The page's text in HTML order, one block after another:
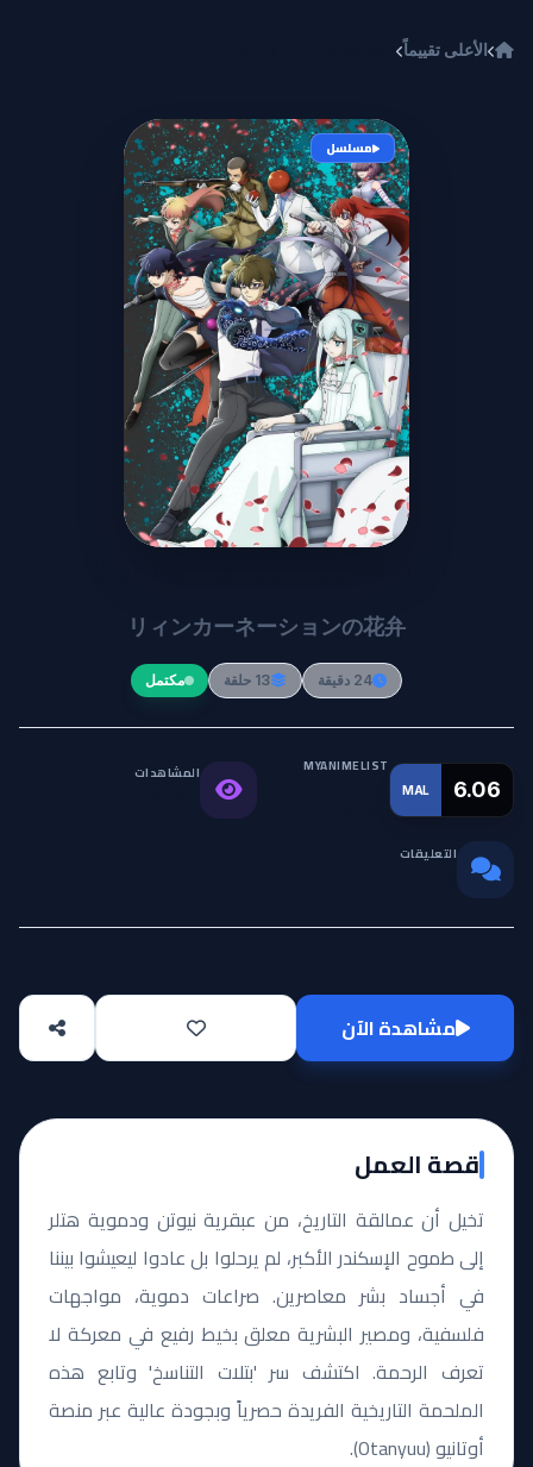
الأعلى تقييماً
مسلسل
Reincarnation no Kaben
リィンカーネーションの花弁
24 دقيقة 13 حلقة مكتمل
MAL 6.06
MYANIMELIST المشاهدات
التعليقات
مشاهدة الآن
قصة العمل
تخيل أن عمالقة التاريخ، من عبقرية نيوتن ودموية هتلر
إلى طموح الإسكندر الأكبر، لم يرحلوا بل عادوا ليعيشوا بيننا
في أجساد بشر معاصرين. صراعات دموية، مواجهات
فلسفية، ومصير البشرية معلق بخيط رفيع في معركة لا
تعرف الرحمة. اكتشف سر 'بتلات التناسخ' وتابع هذه
الملحمة التاريخية الفريدة حصرياً وبجودة عالية عبر منصة
أوتانيو (Otanyuu).